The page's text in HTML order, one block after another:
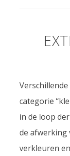
categorie
in de loop
de afwerking
verkleuren